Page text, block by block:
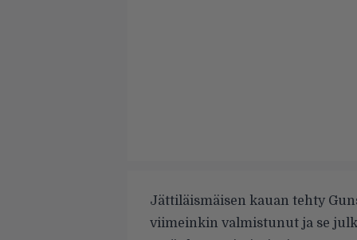
Jättiläismäisen kauan tehty
viimeinkin valmistunut ja se